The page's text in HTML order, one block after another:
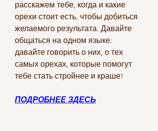
расскажем тебе, когда и какие
орехи стоит есть, чтобы добиться
желаемого результата. Давайте
общаться на одном языке:
давайте говорить о них, о тех
самых орехах, которые помогут
тебе стать стройнее и краше!
ПОДРОБНЕЕ ЗДЕСЬ